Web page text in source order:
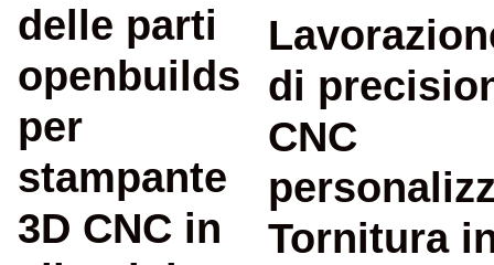
delle parti
openbuilds
per
stampante
3D CNC in
di
CNC
Tornitura